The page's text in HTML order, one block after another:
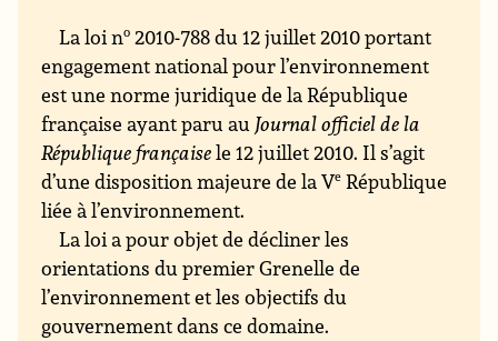
La loi no 2010-788 du 12 juillet 2010 portant
engagement national pour l’environnement
est une norme juridique de la République
française ayant paru au Journal officiel de la
République françaisele 12 juillet 2010. Il s’agit
d’une disposition majeure de la Ve République
liée à l’environnement.
La loi a pour objet de décliner les
orientations du premier Grenelle de
l’environnement et les objectifs du
gouvernement dans ce domaine.